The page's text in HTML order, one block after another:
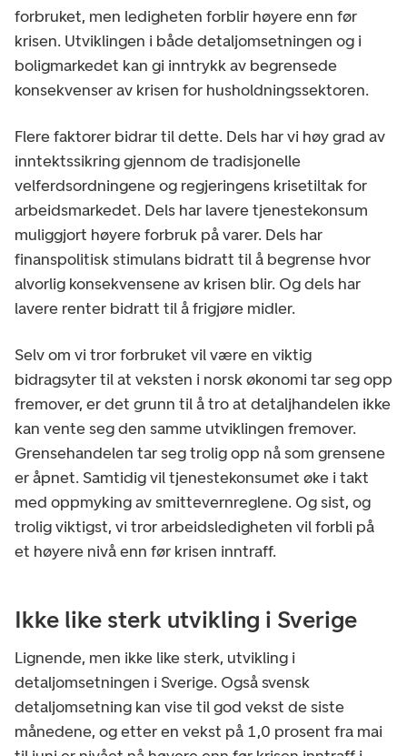
forbruket, men ledigheten forblir høyere enn før
krisen. Utviklingen i både detaljomsetningen og i
boligmarkedet kan gi inntrykk av begrensede
konsekvenser av krisen for husholdningssektoren.
Flere faktorer bidrar til dette. Dels har vi høy grad av
inntektssikring gjennom de tradisjonelle
velferdsordningene og regjeringens krisetiltak for
arbeidsmarkedet. Dels har lavere tjenestekonsum
muliggjort høyere forbruk på varer. Dels har
finanspolitisk stimulans bidratt til å begrense hvor
alvorlig konsekvensene av krisen blir. Og dels har
lavere renter bidratt til å frigjøre midler.
Selv om vi tror forbruket vil være en viktig
bidragsyter til at veksten i norsk økonomi tar seg opp
fremover, er det grunn til å tro at detaljhandelen ikke
kan vente seg den samme utviklingen fremover.
Grensehandelen tar seg trolig opp nå som grensene
er åpnet. Samtidig vil tjenestekonsumet øke i takt
med oppmyking av smittevernreglene. Og sist, og
trolig viktigst, vi tror arbeidsledigheten vil forbli på
et høyere nivå enn før krisen inntraff.
Ikke like sterk utvikling i Sverige
Lignende, men ikke like sterk, utvikling i
detaljomsetningen i Sverige. Også svensk
detaljomsetning kan vise til god vekst de siste
månedene, og etter en vekst på 1,0 prosent fra mai